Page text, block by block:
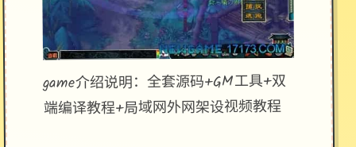
game介绍说明：全套源码+GM工具+双
端编译教程+局域网外网架设视频教程